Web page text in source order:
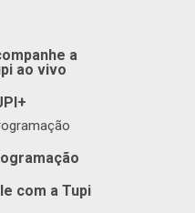
a
ao vivo
com a Tupi